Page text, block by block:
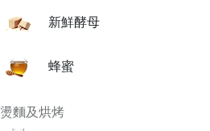
新鮮酵母
蜂蜜
燙麵及烘烤